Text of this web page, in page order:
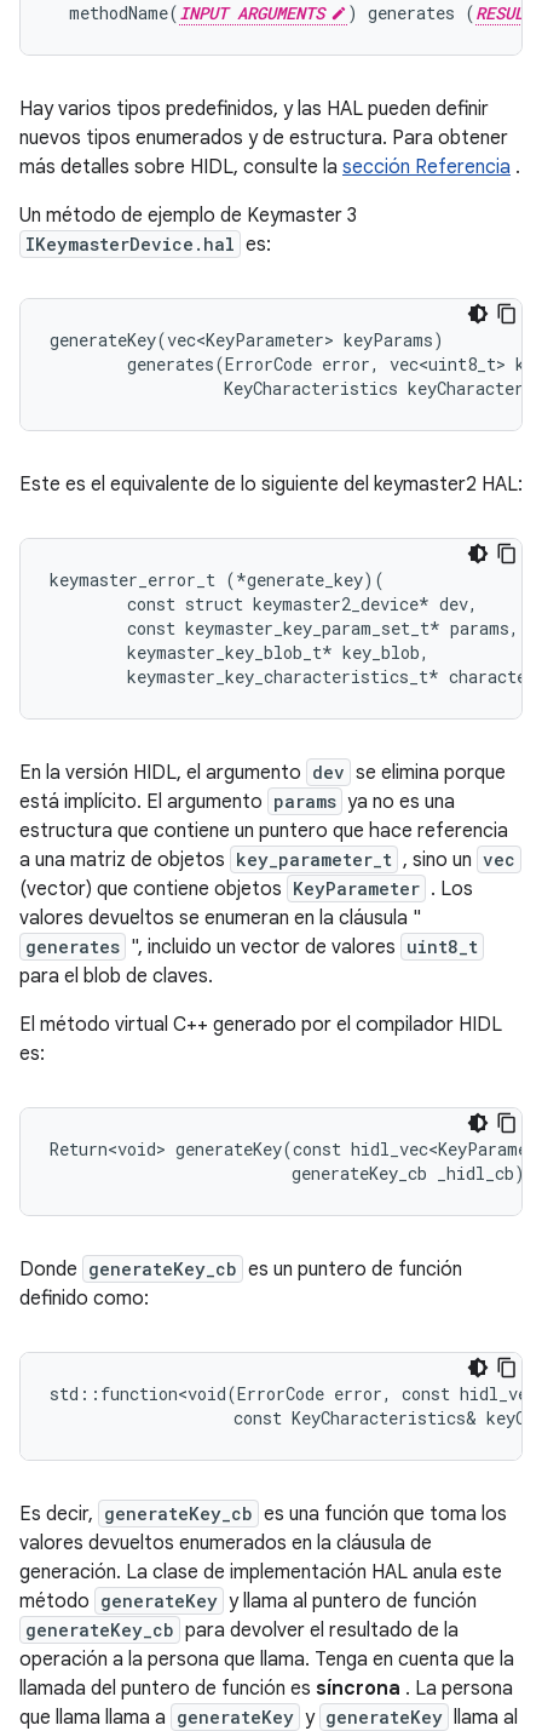
  methodName(
INPUT ARGUMENTS ) generates (RESULT
Hay varios tipos predefinidos, y las HAL pueden definir
nuevos tipos enumerados y de estructura. Para obtener
más detalles sobre HIDL, consulte la sección Referencia .
Un método de ejemplo de Keymaster 3
IKeymasterDevice.hal es:
generateKey(vec<KeyParameter> keyParams)
generates(ErrorCode error, vec<uint8_t>
KeyCharacteristics
Este es el equivalente de lo siguiente del keymaster2 HAL:
keymaster_error_t (*generate_key)(
        const struct keymaster2_device* dev,
        const keymaster_key_param_set_t* params,
        keymaster_key_blob_t* key_blob,
En la versión HIDL, el argumento dev se elimina porque
está implícito. El argumento params ya no es una
estructura que contiene un puntero que hace referencia
a una matriz de objetos key_parameter_t , sino un vec
(vector) que contiene objetos KeyParameter . Los
valores devueltos se enumeran en la cláusula "
generates ", incluido un vector de valores uint8_t
para el blob de claves.
El método virtual C++ generado por el compilador HIDL
es:
Return<void> generateKey(const
Donde generateKey_cb es un puntero de función
definido como:
std::function<void(ErrorCode error, const
Es decir, generateKey_cb es una función que toma los
valores devueltos enumerados en la cláusula de
generación. La clase de implementación HAL anula este
método generateKey y llama al puntero de función
generateKey_cb para devolver el resultado de la
operación a la persona que llama. Tenga en cuenta que la
llamada del puntero de función es síncrona . La persona
que llama llama a generateKey y generateKey llama al